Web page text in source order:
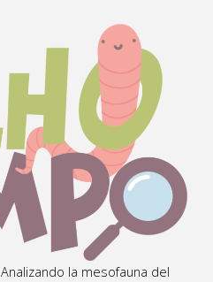
Analizando la mesofauna del